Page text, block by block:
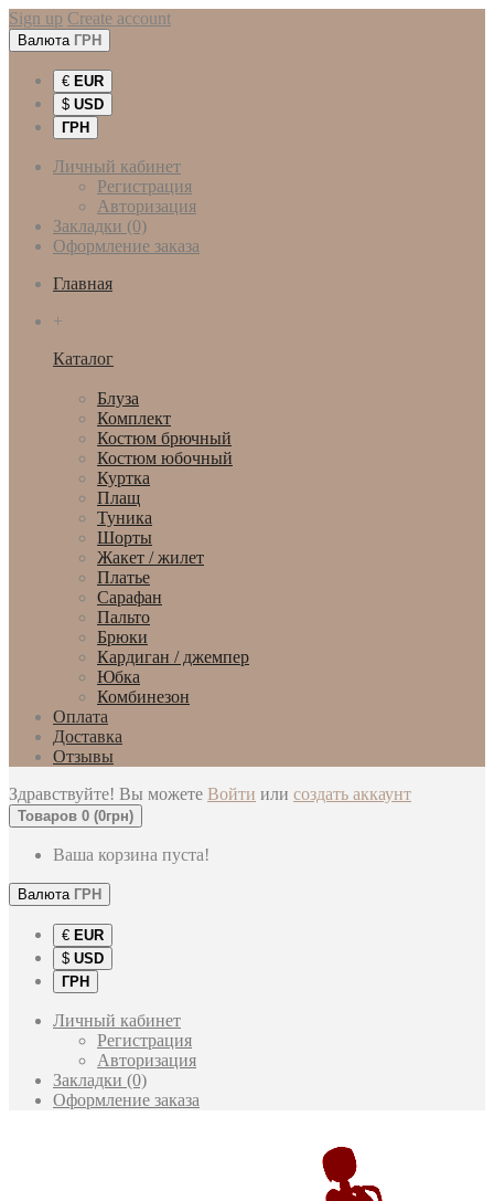
Sign up Create account
Валюта ГРН
€ EUR
$ USD
ГРН
Личный кабинет
Регистрация
Авторизация
Закладки (0)
Оформление заказа
Главная
+
Каталог
Блуза
Комплект
Костюм брючный
Костюм юбочный
Куртка
Плащ
Туника
Шорты
Жакет / жилет
Платье
Сарафан
Пальто
Брюки
Кардиган / джемпер
Юбка
Комбинезон
Оплата
Доставка
Отзывы
Здравствуйте! Вы можете Войти или создать аккаунт
Товаров 0 (0грн)
Ваша корзина пуста!
Валюта ГРН
€ EUR
$ USD
ГРН
Личный кабинет
Регистрация
Авторизация
Закладки (0)
Оформление заказа